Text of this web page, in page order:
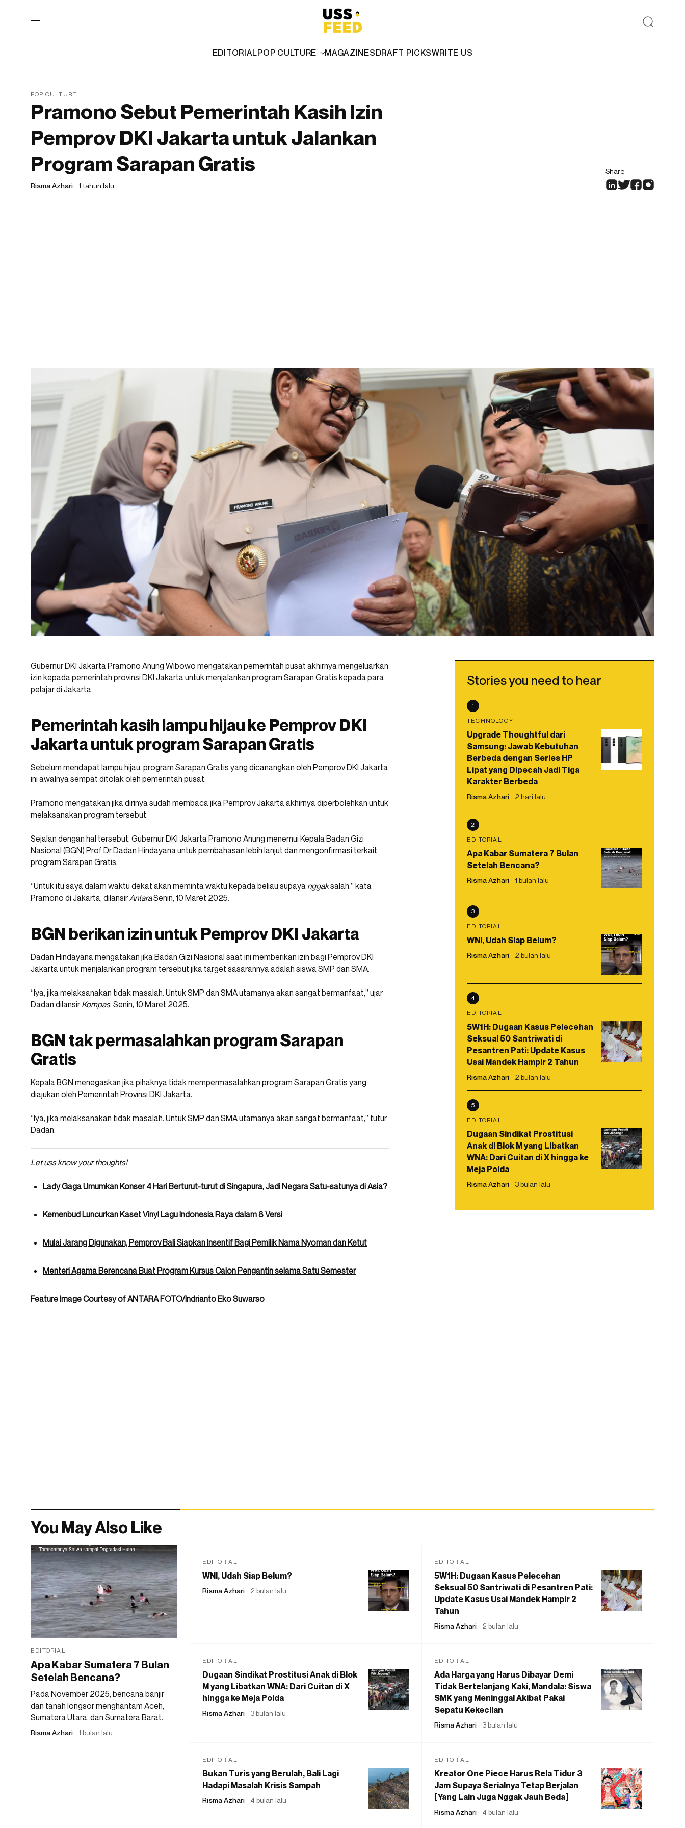
EDITORIALPOP CULTURE MAGAZINESDRAFT PICKSWRITE US
POP CULTURE
Pramono Sebut Pemerintah Kasih Izin
Pemprov DKI Jakarta untuk Jalankan
Program Sarapan Gratis
Risma Azhari 1 tahun lalu
Share
Gubernur DKI Jakarta Pramono Anung Wibowo mengatakan pemerintah pusat akhirnya mengeluarkan
izin kepada pemerintah provinsi DKI Jakarta untuk menjalankan program Sarapan Gratis kepada para
pelajar di Jakarta.
Pemerintah kasih lampu hijau ke Pemprov DKI
Jakarta untuk program Sarapan Gratis
Sebelum mendapat lampu hijau, program Sarapan Gratis yang dicanangkan oleh Pemprov DKI Jakarta
ini awalnya sempat ditolak oleh pemerintah pusat.
Pramono mengatakan jika dirinya sudah membaca jika Pemprov Jakarta akhirnya diperbolehkan untuk
melaksanakan program tersebut.
Sejalan dengan hal tersebut, Gubernur DKI Jakarta Pramono Anung menemui Kepala Badan Gizi
Nasional (BGN) Prof Dr Dadan Hindayana untuk pembahasan lebih lanjut dan mengonfirmasi terkait
program Sarapan Gratis.
“Untuk itu saya dalam waktu dekat akan meminta waktu kepada beliau supaya nggaksalah,” kata
Pramono di Jakarta, dilansirAntaraSenin, 10 Maret 2025.
BGN berikan izin untuk Pemprov DKI Jakarta
Dadan Hindayana mengatakan jika Badan Gizi Nasional saat ini memberikan izin bagi Pemprov DKI
Jakarta untuk menjalankan program tersebut jika target sasarannya adalah siswa SMP dan SMA.
“Iya, jika melaksanakan tidak masalah. Untuk SMP dan SMA utamanya akan sangat bermanfaat,” ujar
Dadan dilansir Kompas, Senin, 10 Maret 2025.
BGN tak permasalahkan program Sarapan
Gratis
Kepala BGN menegaskan jika pihaknya tidak mempermasalahkan program Sarapan Gratis yang
diajukan oleh Pemerintah Provinsi DKI Jakarta.
“Iya, jika melaksanakan tidak masalah. Untuk SMP dan SMA utamanya akan sangat bermanfaat,” tutur
Dadan.
Letussknow your thoughts!
Lady Gaga Umumkan Konser 4 Hari Berturut-turut di Singapura, Jadi Negara Satu-satunya di Asia?
Kemenbud Luncurkan Kaset Vinyl Lagu Indonesia Raya dalam 8 Versi
Mulai Jarang Digunakan, Pemprov Bali Siapkan Insentif Bagi Pemilik Nama Nyoman dan Ketut
Menteri Agama Berencana Buat Program Kursus Calon Pengantin selama Satu Semester
Feature Image Courtesy of ANTARA FOTO/Indrianto Eko Suwarso
Stories you need to hear
1
TECHNOLOGY
Upgrade Thoughtful dari
Samsung: Jawab Kebutuhan
Berbeda dengan Series HP
Lipat yang Dipecah Jadi Tiga
Karakter Berbeda
Risma Azhari 2 hari lalu
2
EDITORIAL
Apa Kabar Sumatera 7 Bulan
Setelah Bencana?
Risma Azhari 1 bulan lalu
3
EDITORIAL
WNI, Udah Siap Belum?
Risma Azhari 2 bulan lalu
4
EDITORIAL
5W1H: Dugaan Kasus Pelecehan
Seksual 50 Santriwati di
Pesantren Pati: Update Kasus
Usai Mandek Hampir 2 Tahun
Risma Azhari 2 bulan lalu
5
EDITORIAL
Dugaan Sindikat Prostitusi
Anak di Blok M yang Libatkan
WNA: Dari Cuitan di X hingga ke
Meja Polda
Risma Azhari 3 bulan lalu
You May Also Like
EDITORIAL
Apa Kabar Sumatera 7 Bulan
Setelah Bencana?
Pada November 2025, bencana banjir
dan tanah longsor menghantam Aceh,
Sumatera Utara, dan Sumatera Barat.
Risma Azhari 1 bulan lalu
EDITORIAL
WNI, Udah Siap Belum?
Risma Azhari 2 bulan lalu
EDITORIAL
5W1H: Dugaan Kasus Pelecehan
Seksual 50 Santriwati di Pesantren Pati:
Update Kasus Usai Mandek Hampir 2
Tahun
Risma Azhari 2 bulan lalu
EDITORIAL
Dugaan Sindikat Prostitusi Anak di Blok
M yang Libatkan WNA: Dari Cuitan di X
hingga ke Meja Polda
Risma Azhari 3 bulan lalu
EDITORIAL
Ada Harga yang Harus Dibayar Demi
Tidak Bertelanjang Kaki, Mandala: Siswa
SMK yang Meninggal Akibat Pakai
Sepatu Kekecilan
Risma Azhari 3 bulan lalu
EDITORIAL
Bukan Turis yang Berulah, Bali Lagi
Hadapi Masalah Krisis Sampah
Risma Azhari 4 bulan lalu
EDITORIAL
Kreator One Piece Harus Rela Tidur 3
Jam Supaya Serialnya Tetap Berjalan
[Yang Lain Juga Nggak Jauh Beda]
Risma Azhari 4 bulan lalu